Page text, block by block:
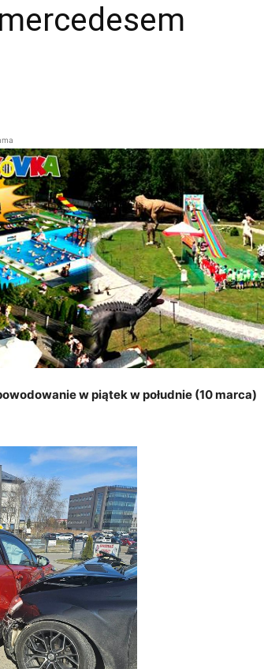
w piątek w południe (10 marca)